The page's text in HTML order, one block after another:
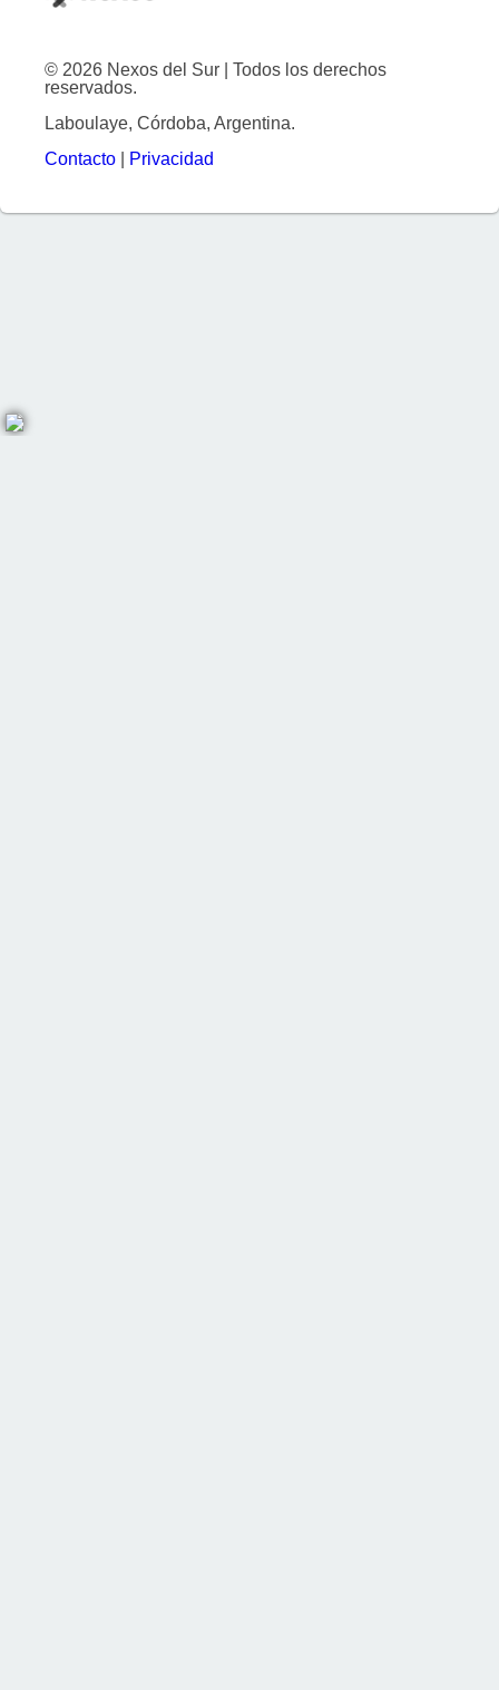
© 2026 Nexos del Sur | Todos los derechos
reservados.
Laboulaye, Córdoba, Argentina.
Contacto
Privacidad